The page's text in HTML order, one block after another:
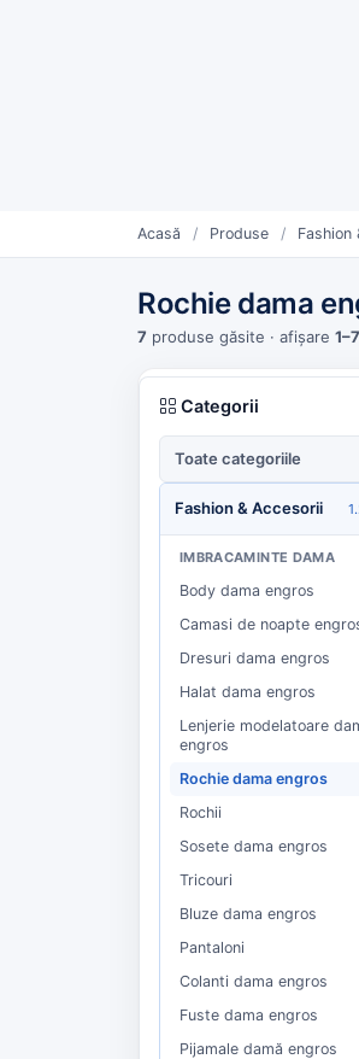
Acasă / Produse / Fashion
Rochie dama
7 produse găsite · afișare 1–7
Categorii
Toate categoriile
Fashion & Accesorii
IMBRACAMINTE DAMA
Body dama engros
Camasi de noapte
Dresuri dama engros
Halat dama engros
Lenjerie modelatoare
engros
Rochie dama engros
Rochii
Sosete dama engros
Tricouri
Bluze dama engros
Pantaloni
Colanti dama engros
Fuste dama engros
Pijamale damă engros